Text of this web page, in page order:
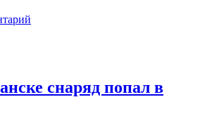
снаряд попал в